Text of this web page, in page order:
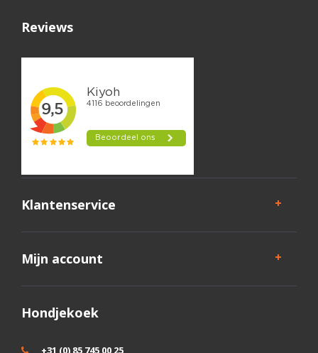
Reviews
Klantenservice
Mijn account
Hondjekoek
+31 (0) 85 745 00 25